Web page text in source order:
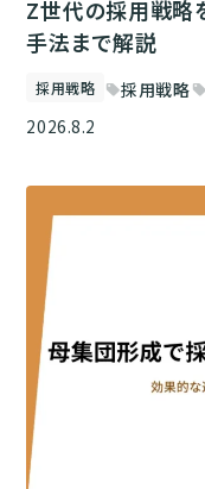
Z世代の採用戦略
手法まで解説
採用戦略 sell採用戦略sell
2026.8.2